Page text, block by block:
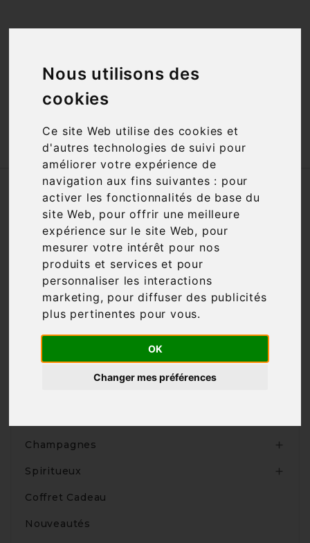
Nous utilisons des
cookies
Ce site Web utilise des cookies et
d'autres technologies de suivi pour
améliorer votre expérience de
navigation aux fins suivantes : pour
activer les fonctionnalités de base du
site Web, pour offrir une meilleure
expérience sur le site Web, pour
mesurer votre intérêt pour nos
produits et services et pour
personnaliser les interactions
marketing, pour diffuser des publicités
plus pertinentes pour vous.
OK
Changer mes préférences
id="open_preferences_center">Préfèrences
Accueil Vins Appellation
AOC
Saint Chinian
Nous nous excusons pour la gêne
occasionnée
Recherchez à nouveau ce que vous cherchez
Champagnes 
Spiritueux 
Coffret Cadeau
Nouveautés